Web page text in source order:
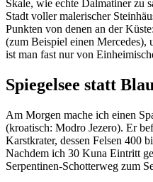
Skale, wie echte Dalmatiner zu
Stadt voller malerischer
Punkten von denen an der
(zum Beispiel einen Mercedes),
ist man fast nur von
Spiegelsee statt
Am Morgen mache ich einen
(kroatisch: Modro Jezero). Er
Karstkrater, dessen Felsen 400
Nachdem ich 30 Kuna Eintritt
Serpentinen-Schotterweg zum